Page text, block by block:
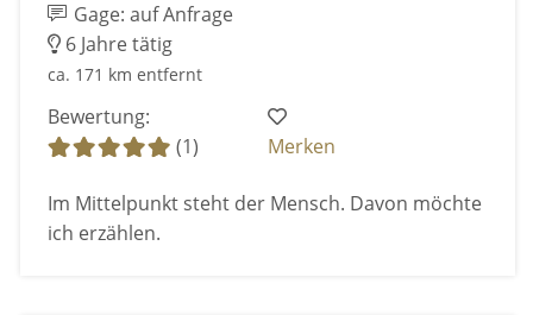
Gage: auf Anfrage
6 Jahre tätig
ca. 171 km entfernt
Bewertung:
(1)
Merken
Im Mittelpunkt steht der Mensch. Davon möchte
ich erzählen.